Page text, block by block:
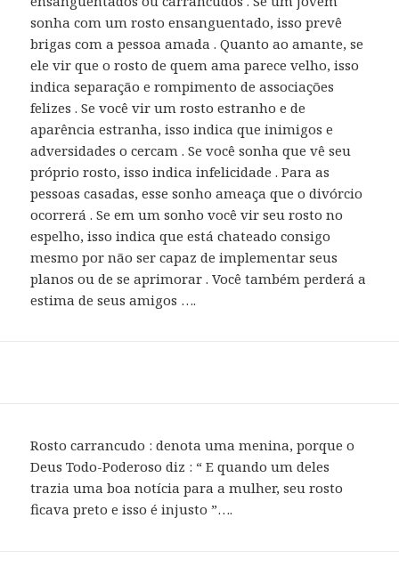
sonha com um rosto ensanguentado, isso prevê
brigas com a pessoa amada . Quanto ao amante, se
ele vir que o rosto de quem ama parece velho, isso
indica separação e rompimento de associações
felizes . Se você vir um rosto estranho e de
aparência estranha, isso indica que inimigos e
adversidades o cercam . Se você sonha que vê seu
próprio rosto, isso indica infelicidade . Para as
pessoas casadas, esse sonho ameaça que o divórcio
ocorrerá . Se em um sonho você vir seu rosto no
espelho, isso indica que está chateado consigo
mesmo por não ser capaz de implementar seus
planos ou de se aprimorar . Você também perderá a
estima de seus amigos ….
Rosto carrancudo : denota uma menina, porque o
Deus Todo-Poderoso diz : “ E quando um deles
trazia uma boa notícia para a mulher, seu rosto
ficava preto e isso é injusto ”….